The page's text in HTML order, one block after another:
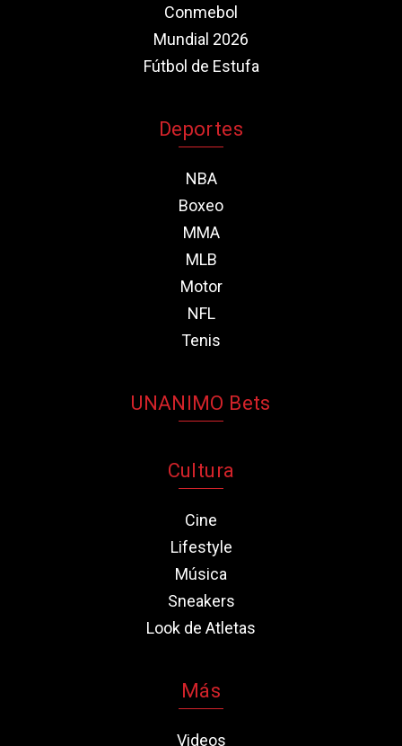
Conmebol
Mundial 2026
Fútbol de Estufa
Deportes
NBA
Boxeo
MMA
MLB
Motor
NFL
Tenis
UNANIMO Bets
Cultura
Cine
Lifestyle
Música
Sneakers
Look de Atletas
Más
Videos